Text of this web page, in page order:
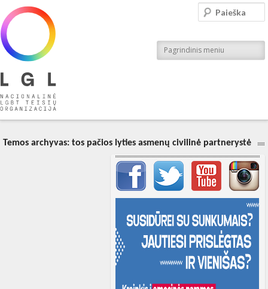
Nacionalinė LGBT teisių organizacija
Pagrindinis meniu
Paieška
Temos archyvas: tos pačios lyties asmenų civilinė partnerystė
Svarbių įrašų meniu